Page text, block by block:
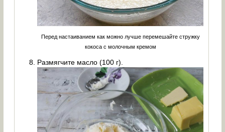
Перед настаиванием как можно лучше перемешайте стружку
кокоса с молочным кремом
Размягчите масло (100 г).